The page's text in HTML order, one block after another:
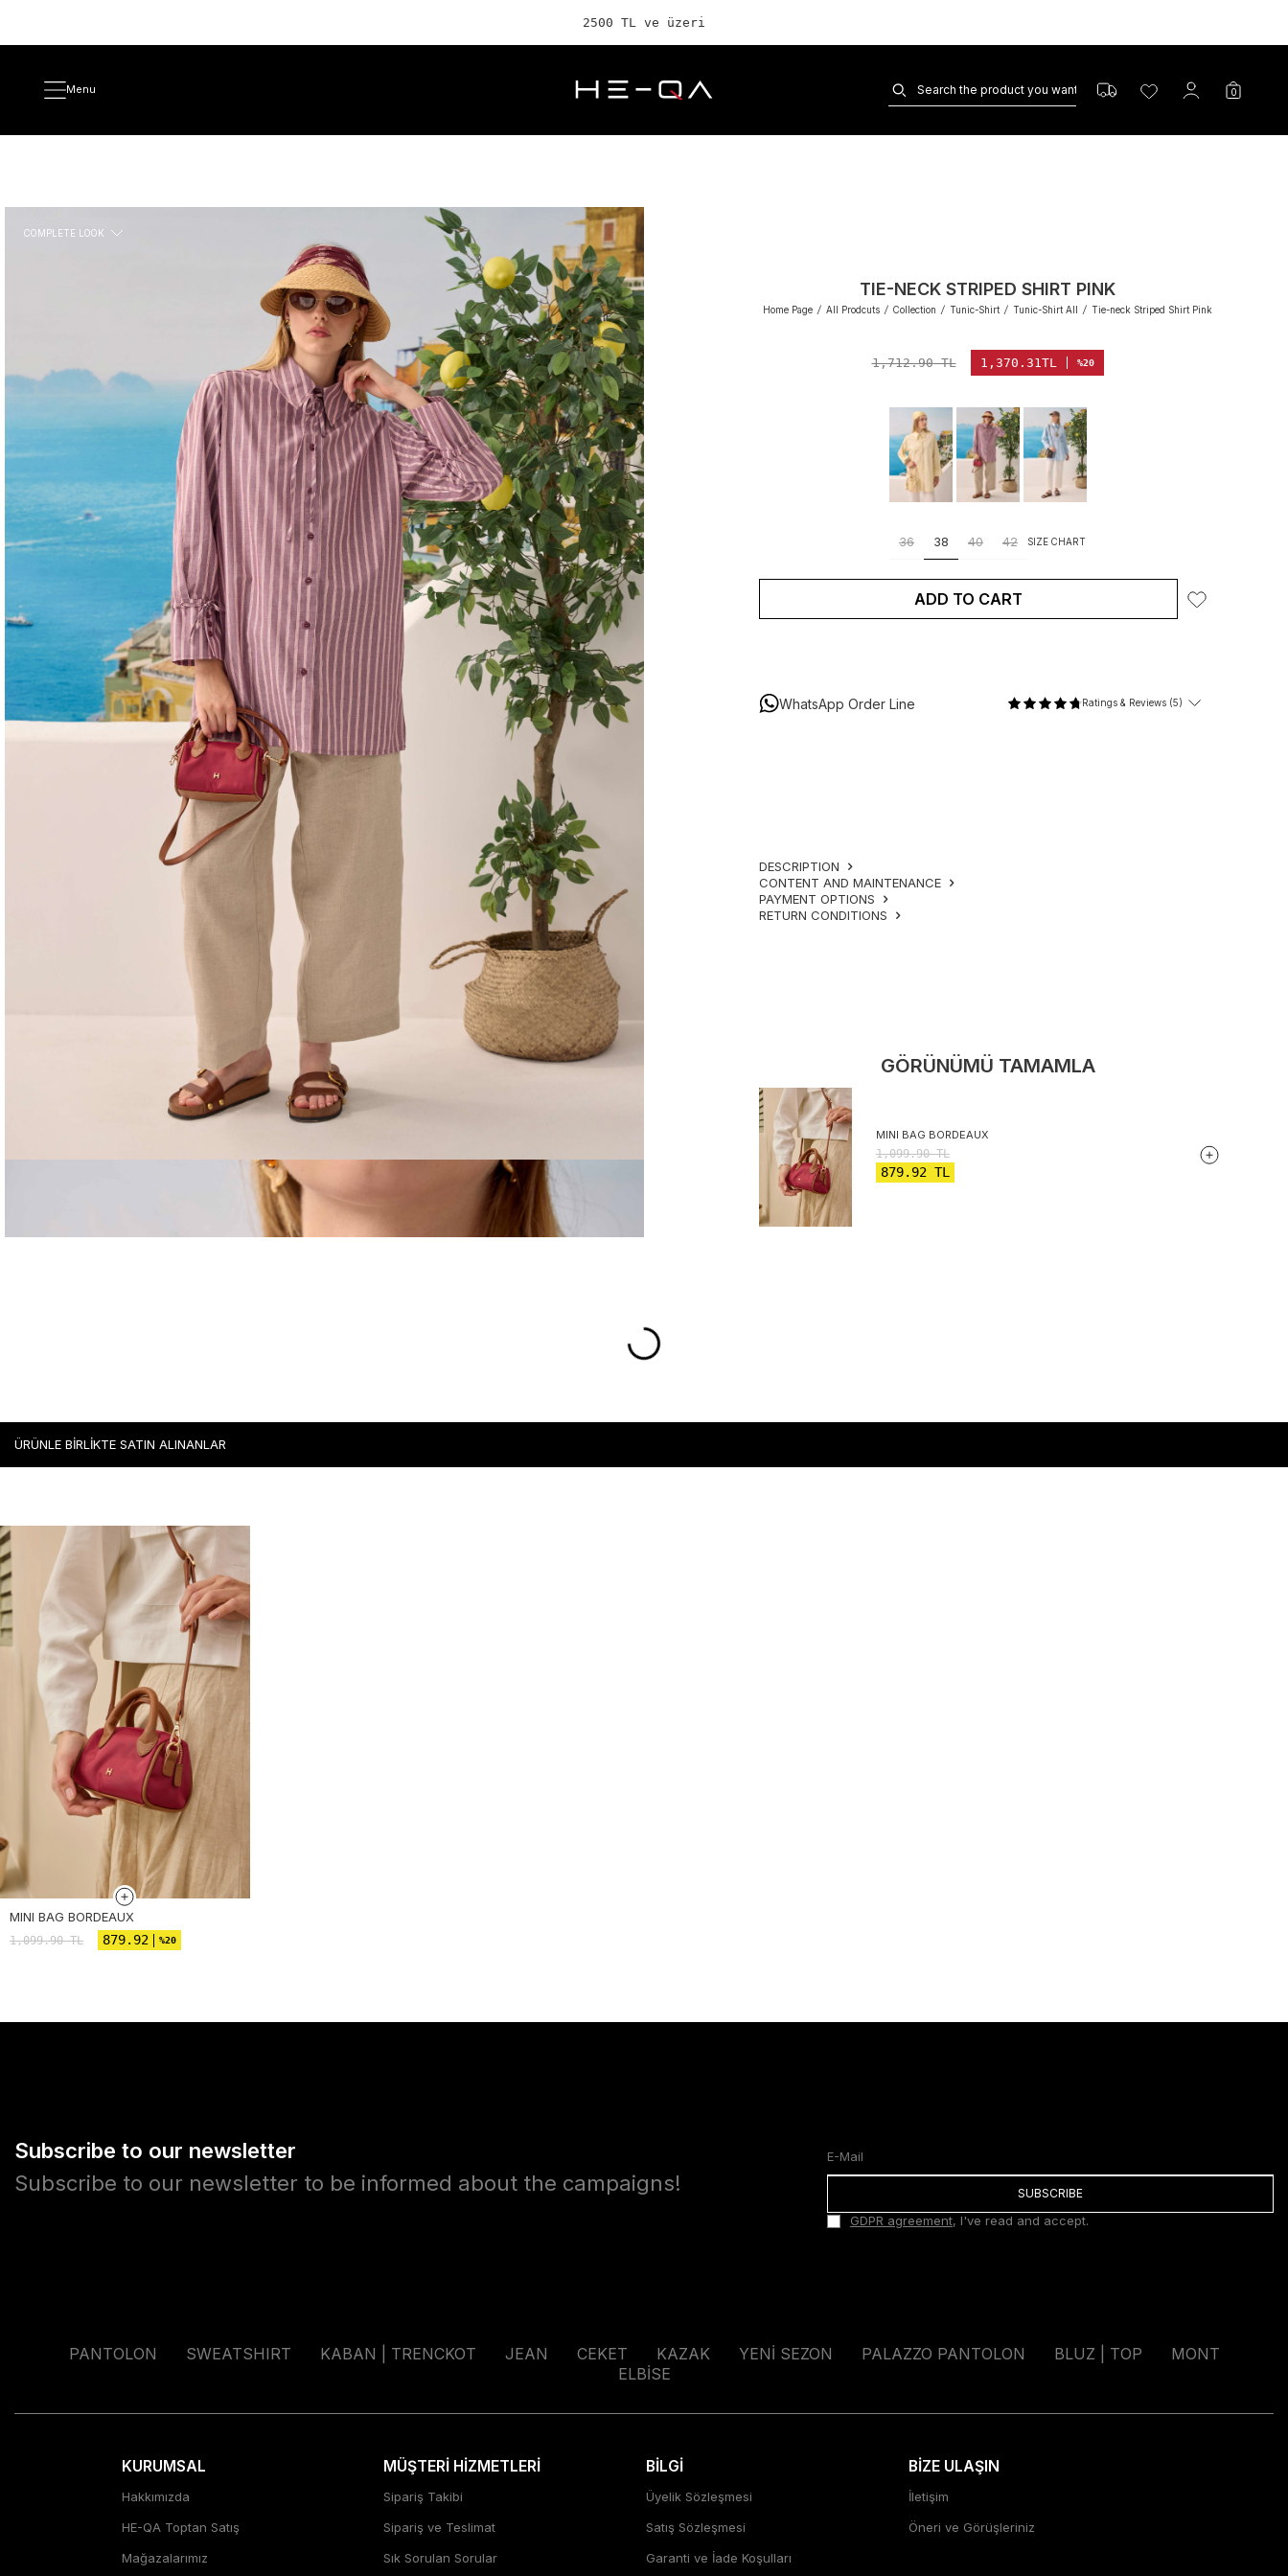
2500 TL ve üzeri ÜCRETSİZ
Menu 0
COMPLETE LOOK
TIE-NECK STRIPED SHIRT PINK
Home Page / All Prodcuts / Collection / Tunic-Shirt / Tunic-Shirt All / Tie-neck Striped Shirt Pink
1,712.90TL 1,370.31TL %20
36 38 40 42 SIZE CHART
ADD TO CART
WhatsApp Order Line Ratings & Reviews (5)
DESCRIPTION
CONTENT AND MAINTENANCE
PAYMENT OPTIONS
RETURN CONDITIONS
GÖRÜNÜMÜ TAMAMLA
MINI BAG BORDEAUX
1,099.90TL
879.92TL
ÜRÜNLE BİRLİKTE SATIN ALINANLAR
MINI BAG BORDEAUX
1,099.90TL 879.92 %20
Subscribe to our newsletter
Subscribe to our newsletter to be informed about the campaigns!
SUBSCRIBE
GDPR agreement, I've read and accept.
PANTOLON SWEATSHIRT KABAN | TRENCKOT JEAN CEKET KAZAK YENİ SEZON PALAZZO PANTOLON BLUZ | TOP
MONT
ELBİSE
KURUMSAL
Hakkımızda
HE-QA Toptan Satış
Mağazalarımız
MÜŞTERİ HİZMETLERİ
Sipariş Takibi
Sipariş ve Teslimat
Sık Sorulan Sorular
BİLGİ
Üyelik Sözleşmesi
Satış Sözleşmesi
Garanti ve İade Koşulları
BİZE ULAŞIN
İletişim
Öneri ve Görüşleriniz